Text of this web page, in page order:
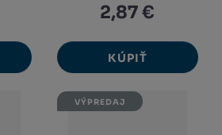
2,87 €
KÚPIŤ
VÝPREDAJ